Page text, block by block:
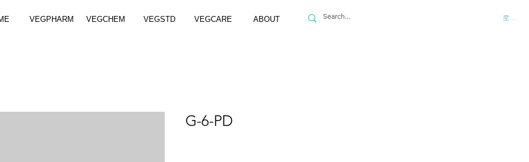
VEGPHARM VEGCHEM VEGSTD VEGCARE ABOUT 로그인
G-6-PD